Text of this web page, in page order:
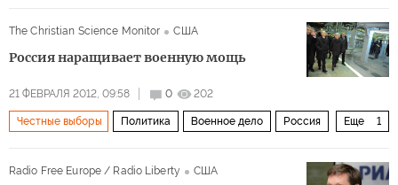
The Christian Science Monitor США
Россия наращивает военную мощь
21 ФЕВРАЛЯ 2012, 09:58 0 202
Еще 1
Честные выборы Политика Военное дело Россия
Radio Free Europe / Radio Liberty
США